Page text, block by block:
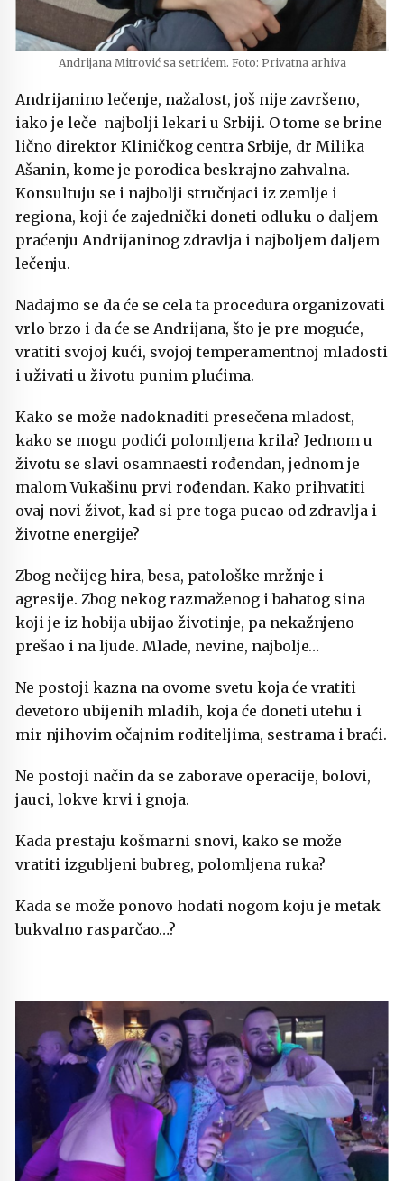
Andrijana Mitrović sa setrićem. Foto: Privatna arhiva
Andrijanino lečenje, nažalost, još nije završeno,
iako je leče najbolji lekari u Srbiji. O tome se brine
lično direktor Kliničkog centra Srbije, dr Milika
Ašanin, kome je porodica beskrajno zahvalna.
Konsultuju se i najbolji stručnjaci iz zemlje i
regiona, koji će zajednički doneti odluku o daljem
praćenju Andrijaninog zdravlja i najboljem daljem
lečenju.
Nadajmo se da će se cela ta procedura organizovati
vrlo brzo i da će se Andrijana, što je pre moguće,
vratiti svojoj kući, svojoj temperamentnoj mladosti
i uživati u životu punim plućima.
Kako se može nadoknaditi presečena mladost,
kako se mogu podići polomljena krila? Jednom u
životu se slavi osamnaesti rođendan, jednom je
malom Vukašinu prvi rođendan. Kako prihvatiti
ovaj novi život, kad si pre toga pucao od zdravlja i
životne energije?
Zbog nečijeg hira, besa, patološke mržnje i
agresije. Zbog nekog razmaženog i bahatog sina
koji je iz hobija ubijao životinje, pa nekažnjeno
prešao i na ljude. Mlade, nevine, najbolje…
Ne postoji kazna na ovome svetu koja će vratiti
devetoro ubijenih mladih, koja će doneti utehu i
mir njihovim očajnim roditeljima, sestrama i braći.
Ne postoji način da se zaborave operacije, bolovi,
jauci, lokve krvi i gnoja.
Kada prestaju košmarni snovi, kako se može
vratiti izgubljeni bubreg, polomljena ruka?
Kada se može ponovo hodati nogom koju je metak
bukvalno rasparčao…?